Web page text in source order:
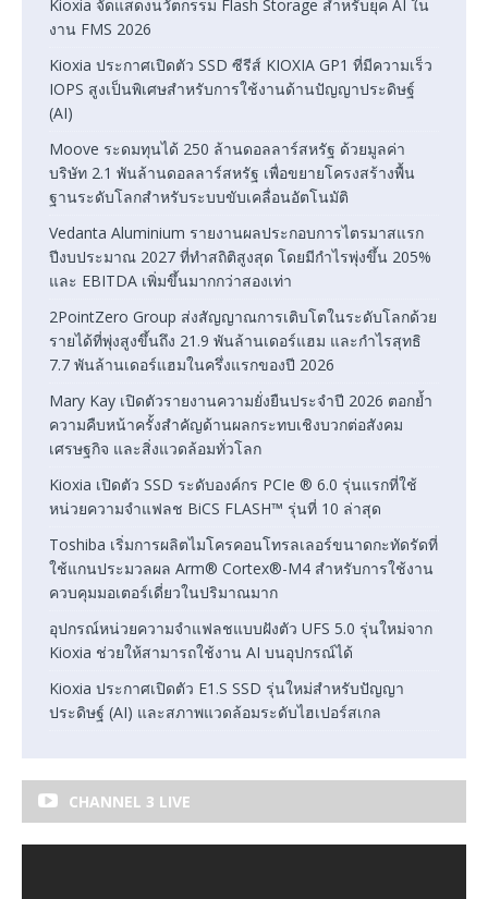
Kioxia จัดแสดงนวัตกรรม Flash Storage สำหรับยุค AI ใน
งาน FMS 2026
Kioxia ประกาศเปิดตัว SSD ซีรีส์ KIOXIA GP1 ที่มีความเร็ว
IOPS สูงเป็นพิเศษสำหรับการใช้งานด้านปัญญาประดิษฐ์
(AI)
Moove ระดมทุนได้ 250 ล้านดอลลาร์สหรัฐ ด้วยมูลค่า
บริษัท 2.1 พันล้านดอลลาร์สหรัฐ เพื่อขยายโครงสร้างพื้น
ฐานระดับโลกสำหรับระบบขับเคลื่อนอัตโนมัติ
Vedanta Aluminium รายงานผลประกอบการไตรมาสแรก
ปีงบประมาณ 2027 ที่ทำสถิติสูงสุด โดยมีกำไรพุ่งขึ้น 205%
และ EBITDA เพิ่มขึ้นมากกว่าสองเท่า
2PointZero Group ส่งสัญญาณการเติบโตในระดับโลกด้วย
รายได้ที่พุ่งสูงขึ้นถึง 21.9 พันล้านเดอร์แฮม และกำไรสุทธิ
7.7 พันล้านเดอร์แฮมในครึ่งแรกของปี 2026
Mary Kay เปิดตัวรายงานความยั่งยืนประจำปี 2026 ตอกย้ำ
ความคืบหน้าครั้งสำคัญด้านผลกระทบเชิงบวกต่อสังคม
เศรษฐกิจ และสิ่งแวดล้อมทั่วโลก
Kioxia เปิดตัว SSD ระดับองค์กร PCIe ® 6.0 รุ่นแรกที่ใช้
หน่วยความจำแฟลช BiCS FLASH™ รุ่นที่ 10 ล่าสุด
Toshiba เริ่มการผลิตไมโครคอนโทรลเลอร์ขนาดกะทัดรัดที่
ใช้แกนประมวลผล Arm® Cortex®-M4 สำหรับการใช้งาน
ควบคุมมอเตอร์เดี่ยวในปริมาณมาก
อุปกรณ์หน่วยความจำแฟลชแบบฝังตัว UFS 5.0 รุ่นใหม่จาก
Kioxia ช่วยให้สามารถใช้งาน AI บนอุปกรณ์ได้
Kioxia ประกาศเปิดตัว E1.S SSD รุ่นใหม่สำหรับปัญญา
ประดิษฐ์ (AI) และสภาพแวดล้อมระดับไฮเปอร์สเกล
CHANNEL 3 LIVE